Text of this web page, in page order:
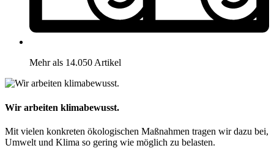
Mehr als 14.050 Artikel
Wir arbeiten klimabewusst.
Mit vielen konkreten ökologischen Maßnahmen tragen wir dazu bei,
Umwelt und Klima so gering wie möglich zu belasten.